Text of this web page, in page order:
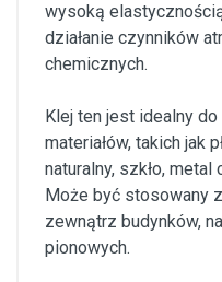
wysoką
działanie czynników
chemicznych.
Klej ten jest idealny
materiałów, takich jak
naturalny, szkło,
Może być stosowany
zewnątrz budynków,
pionowych.